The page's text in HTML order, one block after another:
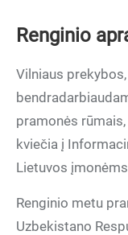
Renginio
Vilniaus
pramonės
kviečia į
Lietuvos
Renginio metu
Uzbekistano